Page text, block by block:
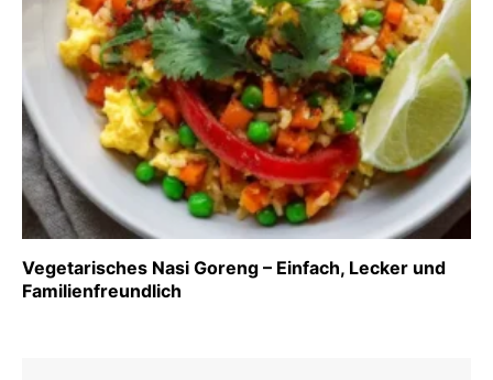
Vegetarisches Nasi Goreng – Einfach, Lecker und
Familienfreundlich